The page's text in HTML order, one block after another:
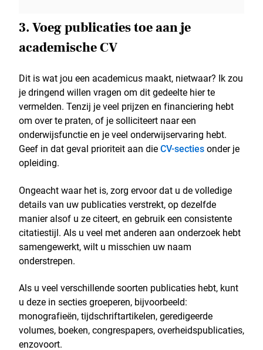
3. Voeg publicaties toe aan je
academische CV
Dit is wat jou een academicus maakt, nietwaar? Ik zou
je dringend willen vragen om dit gedeelte hier te
vermelden. Tenzij je veel prijzen en financiering hebt
om over te praten, of je solliciteert naar een
onderwijsfunctie en je veel onderwijservaring hebt.
Geef in dat geval prioriteit aan dieCV-sectiesonder je
opleiding.
Ongeacht waar het is, zorg ervoor dat u de volledige
details van uw publicaties verstrekt, op dezelfde
manier alsof u ze citeert, en gebruik een consistente
citatiestijl. Als u veel met anderen aan onderzoek hebt
samengewerkt, wilt u misschien uw naam
onderstrepen.
Als u veel verschillende soorten publicaties hebt, kunt
u deze in secties groeperen, bijvoorbeeld:
monografieën, tijdschriftartikelen, geredigeerde
volumes, boeken, congrespapers, overheidspublicaties,
enzovoort.